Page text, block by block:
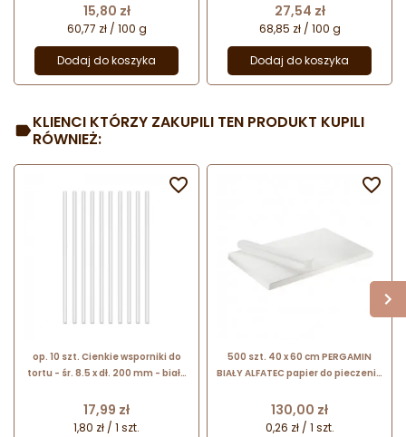
Cena
15,80 zł
60,77 zł / 100 g
Dodaj do koszyka
Cena
27,54 zł
68,85 zł / 100 g
Dodaj do koszyka
KLIENCI KTÓRZY ZAKUPILI TEN PRODUKT KUPILI
RÓWNIEŻ:
op. 10 szt. Cienkie wsporniki do
tortu - śr. 8.5 x dł. 200 mm - białe
piętrowego
Cena
17,99 zł
1,80 zł / 1 szt.

500 szt. 40 x 60 cm PERGAMIN
BIAŁY ALFATEC papier do pieczenia
Cena
130,00 zł
0,26 zł / 1 szt.
